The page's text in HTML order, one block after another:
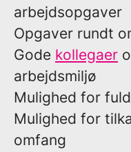
arbejdsopgaver
Opgaver rundt
Gode kollegaer
arbejdsmiljø
Mulighed for
Mulighed for
omfang